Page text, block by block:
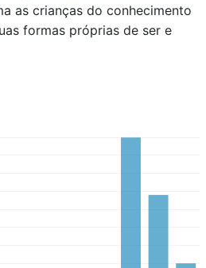
as crianças do conhecimento
formas próprias de ser e